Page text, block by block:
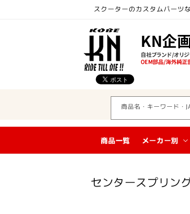
スクーターのカスタムパーツ
商品名・キーワード・
商品一覧 メーカー別
コ
センタースプリン